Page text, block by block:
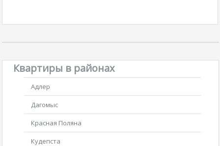
Квартиры в районах
Адлер
Дагомыс
Красная Поляна
Кудепста